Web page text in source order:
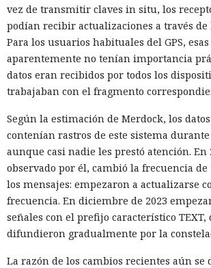
vez de transmitir claves in situ, los
podían recibir actualizaciones a través de
Para los usuarios habituales del GPS,
aparentemente no tenían importancia
datos eran recibidos por todos los
trabajaban con el fragmento
Según la estimación de Merdock, los
contenían rastros de este sistema
aunque casi nadie les prestó atención. En
observado por él, cambió la frecuencia
los mensajes: empezaron a actualizarse
frecuencia. En diciembre de 2023
señales con el prefijo característico TEXT,
difundieron gradualmente por la
La razón de los cambios recientes aún se